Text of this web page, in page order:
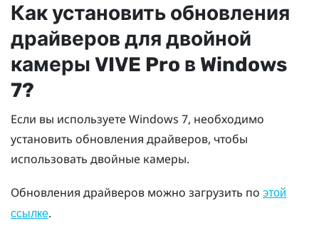
Как установить обновления
драйверов для двойной
камеры VIVE Pro в Windows
7?
Если вы используете Windows 7, необходимо
установить обновления драйверов, чтобы
использовать двойные камеры.
Обновления драйверов можно загрузить по этой
ссылке.